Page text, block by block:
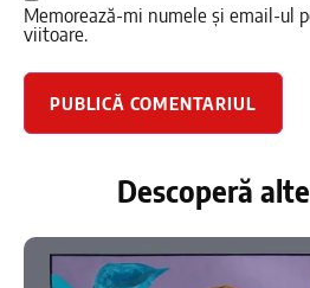
Memorează-mi numele și email-ul
viitoare.
Descoperă